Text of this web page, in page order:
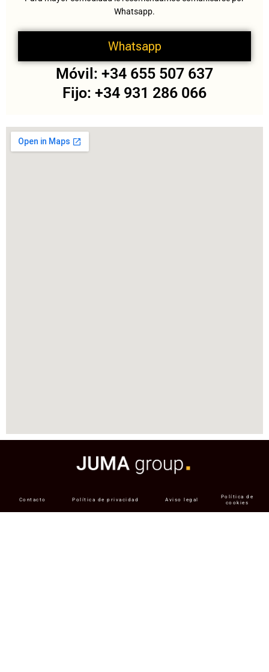
Whatsapp.
Whatsapp
Móvil: +34 655 507 637
Fijo: +34 931 286 066
Contacto Política de privacidad Aviso legal
Política de
cookies